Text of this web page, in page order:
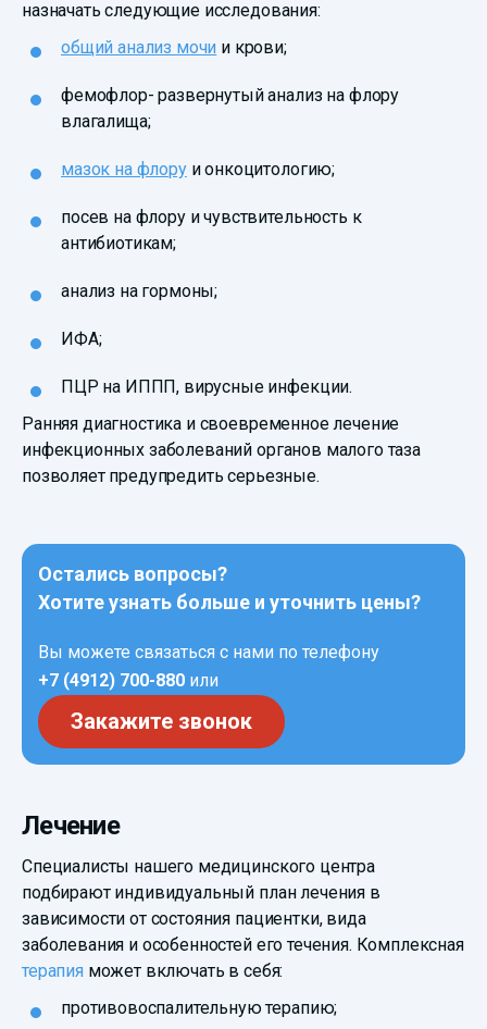
назначать следующие исследования:
общий анализ мочи и крови;
фемофлор- развернутый анализ на флору
влагалища;
мазок на флоруи онкоцитологию;
посев на флору и чувствительность к
антибиотикам;
анализ на гормоны;
ИФА;
ПЦР на ИППП, вирусные инфекции.
Ранняя диагностика и своевременное лечение
инфекционных заболеваний органов малого таза
позволяет предупредить серьезные.
Остались вопросы?
Хотите узнать больше и уточнить цены?
Вы можете связаться с нами по телефону
+7 (4912) 700-880 или
Закажите звонок
Лечение
Специалисты нашего медицинского центра
подбирают индивидуальный план лечения в
зависимости от состояния пациентки, вида
заболевания и особенностей его течения. Комплексная
терапия может включать в себя:
противовоспалительную терапию;